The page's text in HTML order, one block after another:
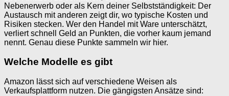
Nebenerwerb oder als Kern deiner Selbstständigkeit: Der
Austausch mit anderen zeigt dir, wo typische Kosten und
Risiken stecken. Wer den Handel mit Ware unterschätzt,
verliert schnell Geld an Punkten, die vorher kaum jemand
nennt. Genau diese Punkte sammeln wir hier.
Welche Modelle es gibt
Amazon lässt sich auf verschiedene Weisen als
Verkaufsplattform nutzen. Die gängigsten Ansätze sind: